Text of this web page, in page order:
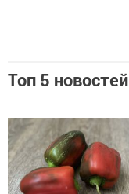
Топ 5 новостей